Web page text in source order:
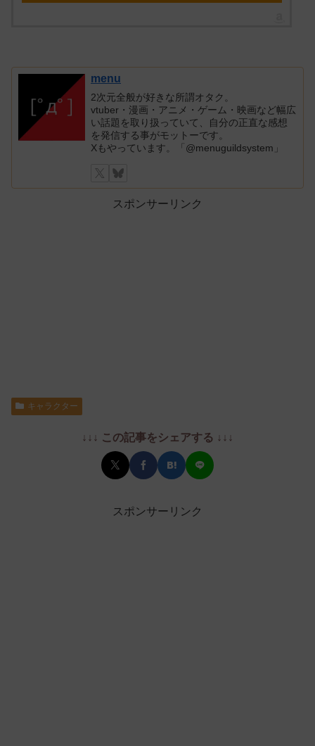
menu
2次元全般が好きな所謂オタク。
vtuber・漫画・アニメ・ゲーム・映画など幅広
い話題を取り扱っていて、自分の正直な感想
を発信する事がモットーです。
Xもやっています。「@menuguildsystem」
スポンサーリンク
キャラクター
↓↓↓ この記事をシェアする ↓↓↓
スポンサーリンク